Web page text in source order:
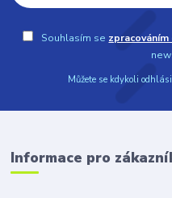
Souhlasím se
Můžete se kdykoli
Informace pro